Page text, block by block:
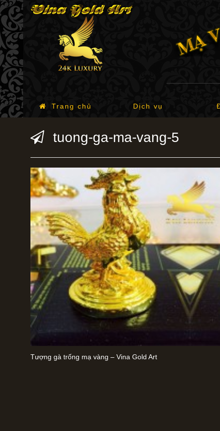
Trang chủ Dịch vụ
tuong-ga-ma-vang-5
Tượng gà trống mạ vàng – Vina Gold Art